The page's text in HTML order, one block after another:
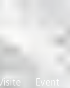
Event